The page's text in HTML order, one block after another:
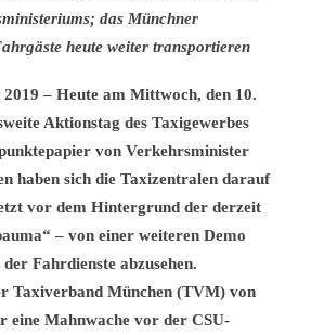
das Münchner
heute weiter transportieren
– Heute am Mittwoch, den 10.
Aktionstag des Taxigewerbes
von Verkehrsminister
haben sich die Taxizentralen darauf
vor dem Hintergrund der derzeit
– von einer weiteren Demo
Fahrdienste abzusehen.
Taxiverband München (TVM) von
eine Mahnwache vor der CSU-